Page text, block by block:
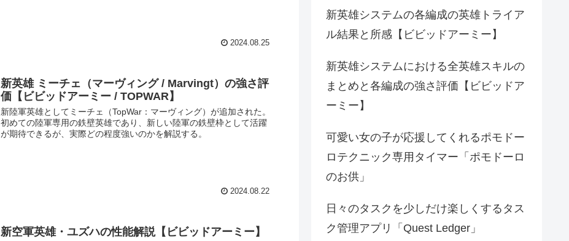
2024.08.25
新英雄 ミーチェ（マーヴィング / Marvingt）の強さ評
価【ビビッドアーミー / TOPWAR】
新陸軍英雄としてミーチェ（TopWar：マーヴィング）が追加された。
初めての陸軍専用の鉄壁英雄であり、新しい陸軍の鉄壁枠として活躍
が期待できるが、実際どの程度強いのかを解説する。
2024.08.22
新空軍英雄・ユズハの性能解説【ビビッドアーミー】
新英雄システムの各編成の英雄トライア
ル結果と所感【ビビッドアーミー】
新英雄システムにおける全英雄スキルの
まとめと各編成の強さ評価【ビビッドア
ーミー】
可愛い女の子が応援してくれるポモドー
ロテクニック専用タイマー「ポモドーロ
のお供」
日々のタスクを少しだけ楽しくするタス
ク管理アプリ「Quest Ledger」